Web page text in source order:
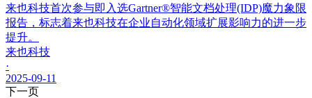
来也科技首次参与即入选Gartner®智能文档处理(IDP)魔力象限
报告，标志着来也科技在企业自动化领域扩展影响力的进一步
提升。
来也科技
·
2025-09-11
下一页